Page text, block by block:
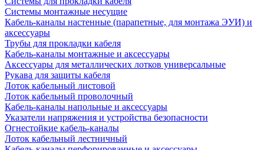
Системы монтажные несущие
Кабель-каналы настенные (парапетные, для монтажа ЭУИ) и
аксессуары
Трубы для прокладки кабеля
Кабель-каналы монтажные и аксессуары
Аксессуары для металлических лотков универсальные
Рукава для защиты кабеля
Лоток кабельный листовой
Лоток кабельный проволочный
Кабель-каналы напольные и аксессуары
Указатели напряжения и устройства безопасности
Огнестойкие кабель-каналы
Лоток кабельный лестничный